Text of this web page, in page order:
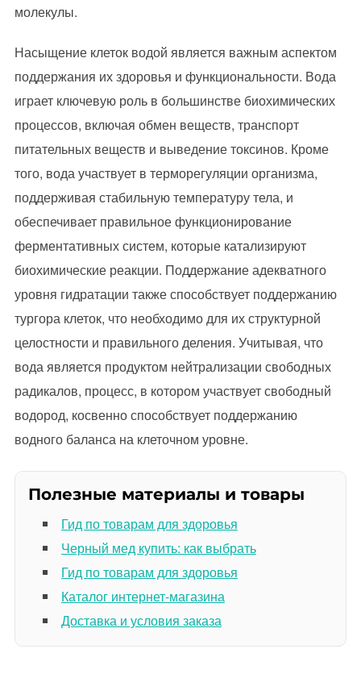
молекулы.
Насыщение клеток водой является важным аспектом
поддержания их здоровья и функциональности. Вода
играет ключевую роль в большинстве биохимических
процессов, включая обмен веществ, транспорт
питательных веществ и выведение токсинов. Кроме
того, вода участвует в терморегуляции организма,
поддерживая стабильную температуру тела, и
обеспечивает правильное функционирование
ферментативных систем, которые катализируют
биохимические реакции. Поддержание адекватного
уровня гидратации также способствует поддержанию
тургора клеток, что необходимо для их структурной
целостности и правильного деления. Учитывая, что
вода является продуктом нейтрализации свободных
радикалов, процесс, в котором участвует свободный
водород, косвенно способствует поддержанию
водного баланса на клеточном уровне.
Полезные материалы и товары
Гид по товарам для здоровья
Черный мед купить: как выбрать
Гид по товарам для здоровья
Каталог интернет-магазина
Доставка и условия заказа